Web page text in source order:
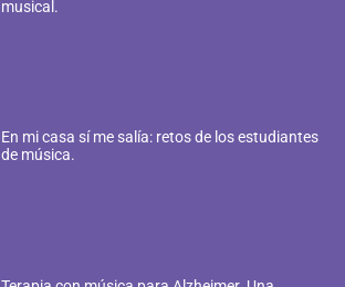
musical.
En mi casa sí me salía: retos de los estudiantes
de música.